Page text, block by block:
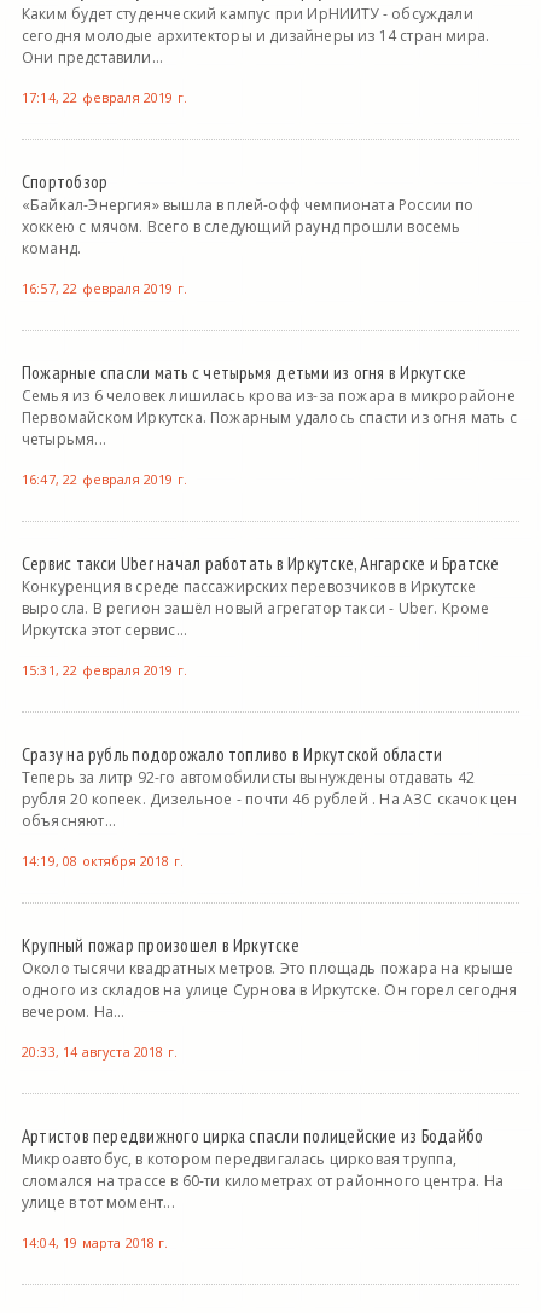
Каким будет студенческий кампус при ИрНИИТУ - обсуждали
сегодня молодые архитекторы и дизайнеры из 14 стран мира.
Они представили...
17:14, 22 февраля 2019 г.
Спортобзор
«Байкал-Энергия» вышла в плей-офф чемпионата России по
хоккею с мячом. Всего в следующий раунд прошли восемь
команд.
16:57, 22 февраля 2019 г.
Пожарные спасли мать с четырьмя детьми из огня в Иркутске
Семья из 6 человек лишилась крова из-за пожара в микрорайоне
Первомайском Иркутска. Пожарным удалось спасти из огня мать с
четырьмя...
16:47, 22 февраля 2019 г.
Сервис такси Uber начал работать в Иркутске, Ангарске и Братске
Конкуренция в среде пассажирских перевозчиков в Иркутске
выросла. В регион зашёл новый агрегатор такси - Uber. Кроме
Иркутска этот сервис...
15:31, 22 февраля 2019 г.
Сразу на рубль подорожало топливо в Иркутской области
Теперь за литр 92-го автомобилисты вынуждены отдавать 42
рубля 20 копеек. Дизельное - почти 46 рублей . На АЗС скачок цен
объясняют...
14:19, 08 октября 2018 г.
Крупный пожар произошел в Иркутске
Около тысячи квадратных метров. Это площадь пожара на крыше
одного из складов на улице Сурнова в Иркутске. Он горел сегодня
вечером. На...
20:33, 14 августа 2018 г.
Артистов передвижного цирка спасли полицейские из Бодайбо
Микроавтобус, в котором передвигалась цирковая труппа,
сломался на трассе в 60-ти километрах от районного центра. На
улице в тот момент...
14:04, 19 марта 2018 г.